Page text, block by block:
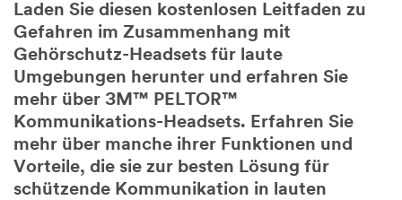
Laden Sie diesen kostenlosen Leitfaden zu
Gefahren im Zusammenhang mit
Gehörschutz-Headsets für laute
Umgebungen herunter und erfahren Sie
mehr über 3M™ PELTOR™
Kommunikations-Headsets. Erfahren Sie
mehr über manche ihrer Funktionen und
Vorteile, die sie zur besten Lösung für
schützende Kommunikation in lauten